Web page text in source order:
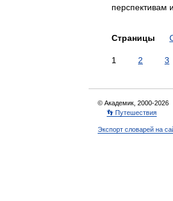
перспективам
Страницы
1 2 3
© Академик, 2000-2026
👣 Путешествия
Экспорт словарей на